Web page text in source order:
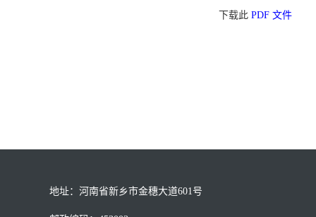
下载此 PDF 文件
地址：河南省新乡市金穗大道601号